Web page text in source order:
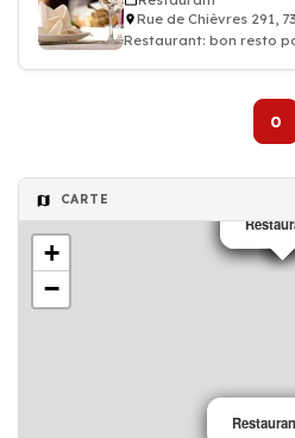
Rue de Chièvres 291,
Restaurant: bon resto
0
CARTE
+
−